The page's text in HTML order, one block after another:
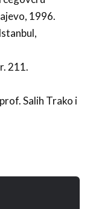
1996.
211.
Salih Trako i